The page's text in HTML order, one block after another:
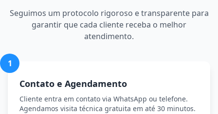
Seguimos um protocolo rigoroso e transparente para
garantir que cada cliente receba o melhor
atendimento.
1
Contato e Agendamento
Cliente entra em contato via WhatsApp ou telefone.
Agendamos visita técnica gratuita em até 30 minutos.